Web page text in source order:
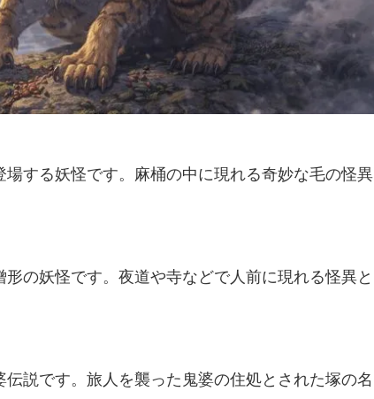
する妖怪です。麻桶の中に現れる奇妙な毛の怪異
の妖怪です。夜道や寺などで人前に現れる怪異と
説です。旅人を襲った鬼婆の住処とされた塚の名